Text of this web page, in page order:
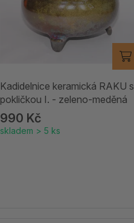
Kadidelnice keramická RAKU s
pokličkou I. - zeleno-meděná
990 Kč
skladem > 5 ks